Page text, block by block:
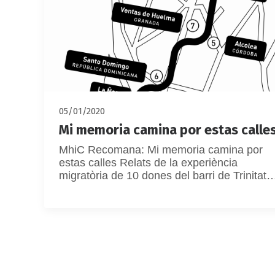
05/01/2020
Mi memoria camina por estas
MhiC Recomana: Mi memoria camina por
estas calles Relats de la experiència
migratòria de 10 dones del barri de